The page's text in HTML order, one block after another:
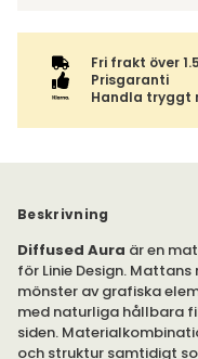
Fri frakt över
Prisgaranti
Handla tryggt
Beskrivning
Diffused Aura är en
för Linie Design.
mönster av grafiska
med naturliga hållbara
siden.
och struktur samtidigt